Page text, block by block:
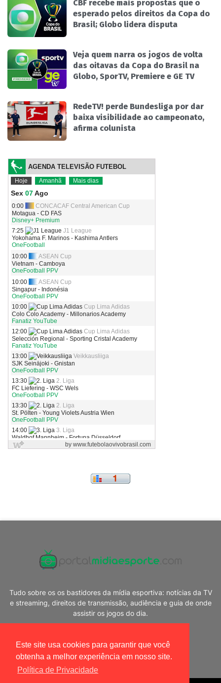
Este site usa cookies para garantir que você
obtenha a melhor experiência em nosso site.
Política de Privacidade
CBF recebe mais propostas que o
esperado pelos direitos da Copa do
Brasil; Globo lidera disputa
Veja quem narra os jogos de volta
das oitavas da Copa do Brasil na
Globo, SporTV, Premiere e GE TV
RedeTV! perde Bundesliga por dar
baixa visibilidade ao campeonato,
afirma colunista
Tudo sobre os os bastidores da mídia esportiva: notícias da TV
e streaming, direitos de transmissão, audiência e guia de onde
assistir os jogos do dia.